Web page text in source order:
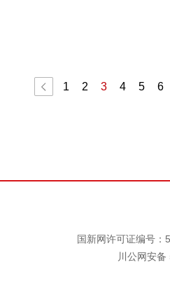
1 2 3 4 5 6
国新网许可证编号
川公网安